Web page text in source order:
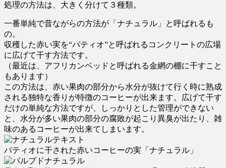
処理の方法は、大きく分けて３種類。
一番単純で昔ながらの方法が「ナチュラル」と呼ばれるも
の。
収穫した赤い実を“パティオ”と呼ばれるコンクリートの広場
に広げて干す方法です。
（最近は、アフリカンベッドと呼ばれる金網の棚に干すこと
もあります）
この方法は、赤い果肉の部分から水分が抜けて行く時に熟成
される独特な香りが特徴のコーヒーが出来ます。広げて干す
だけの単純な方法ですが、しっかりとした管理ができない
と、水分が多い果肉の部分の腐敗が起こり異臭が出たり、雑
味のあるコーヒーが出来てしまいます。
テキスト
パティオに干された赤いコーヒーの実「ナチュラル」